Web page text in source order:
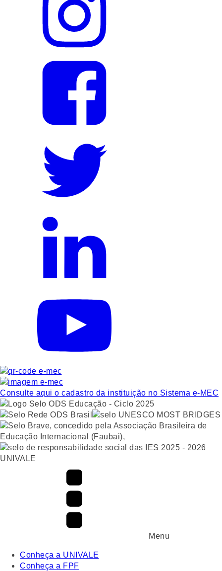
Consulte aqui o cadastro da instituição no Sistema e-MEC
UNIVALE
Menu
Conheça a UNIVALE
Conheça a FPF